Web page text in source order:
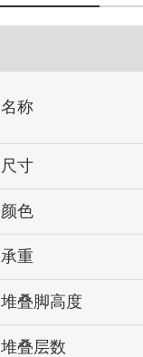
名称
尺寸
颜色
承重
堆叠脚高度
堆叠层数